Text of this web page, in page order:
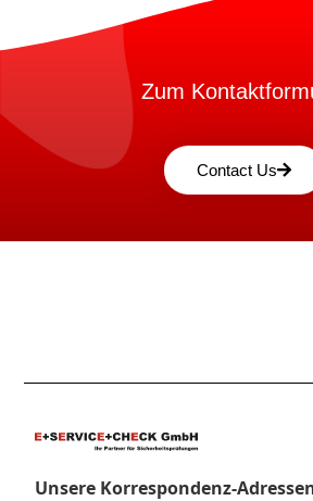
Zum
Contact Us
Unsere Korrespondenz-